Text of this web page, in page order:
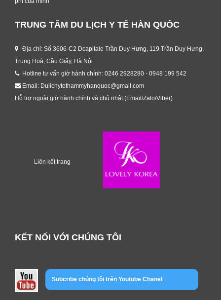
TRUNG TÂM DU LỊCH Y TẾ HÀN QUỐC
Địa chỉ: Số 3606-C2 Dcapitale Trần Duy Hưng, 119 Trần Duy Hưng,
Trung Hoà, Cầu Giấy, Hà Nội
Hotline tư vấn giờ hành chính: 0246 2928280 - 0948 199 542
Email: Dulichytethammyhanquoc@gmail.com
Hỗ trợ ngoài giờ hành chính và chủ nhật (Email/Zalo/Viber)
Liên kết trang
KẾT NỐI VỚI CHÚNG TÔI
Subcribe chúng tôi trên Youtube Chanel